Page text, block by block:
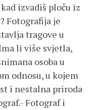
izvadiš ploču iz
Fotografija je
tragove u
li više svjetla,
osoba u
odnosu, u kojem
i nestalna priroda
Fotograf i